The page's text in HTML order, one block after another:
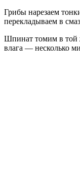
Грибы нарезаем
перекладываем в
Шпинат томим в той
влага — несколько